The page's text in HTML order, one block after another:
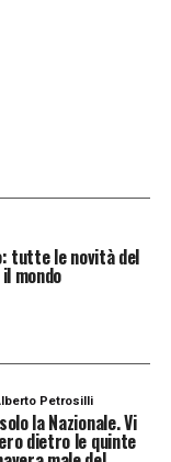
tutte le novità del
mondo
Petrosilli
la Nazionale. Vi
dietro le quinte